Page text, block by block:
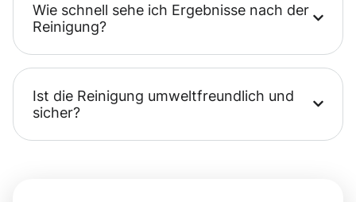
Wie schnell sehe ich Ergebnisse nach der
Reinigung?
Ist die Reinigung umweltfreundlich und
sicher?